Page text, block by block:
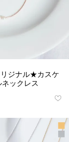
ジナル★カスケ
ックレス